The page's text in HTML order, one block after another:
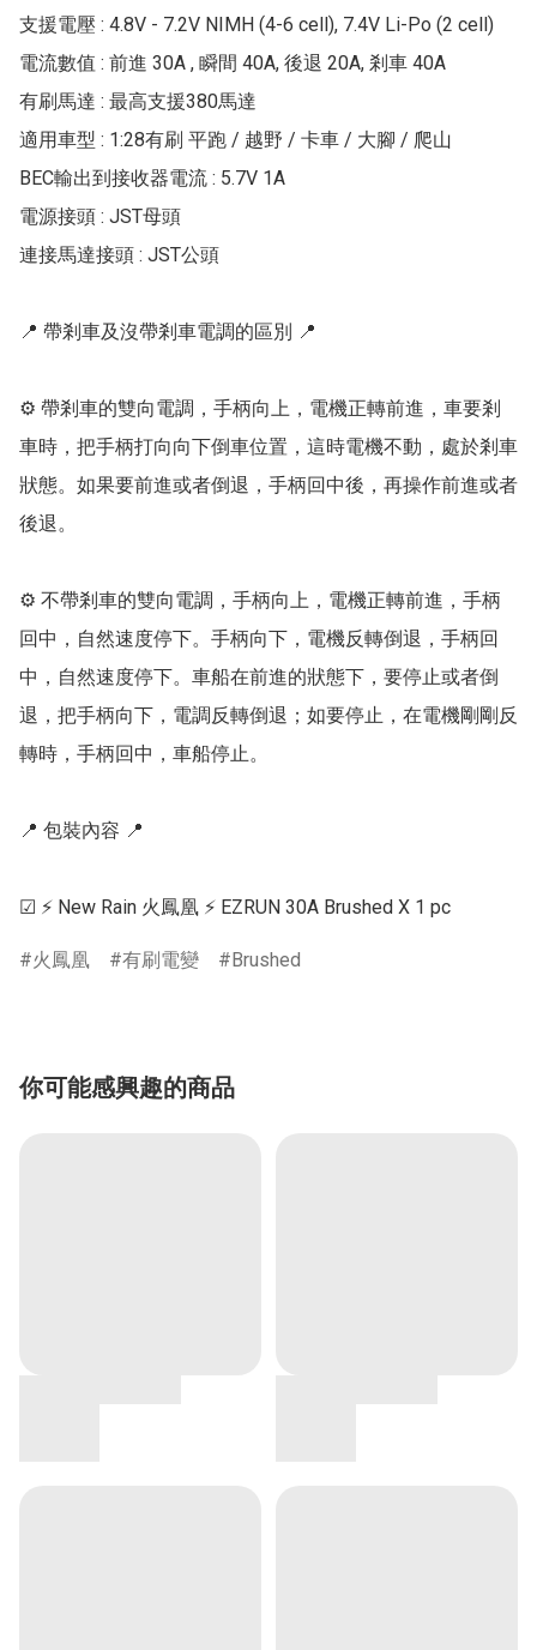
支援電壓 : 4.8V - 7.2V NIMH (4-6 cell), 7.4V Li-Po (2 cell)
電流數值 : 前進 30A , 瞬間 40A, 後退 20A, 剎車 40A
有刷馬達 : 最高支援380馬達
適用車型 : 1:28有刷 平跑 / 越野 / 卡車 / 大腳 / 爬山
BEC輸出到接收器電流 : 5.7V 1A
電源接頭 : JST母頭
連接馬達接頭 : JST公頭
📍 帶剎車及沒帶剎車電調的區別 📍
⚙ 帶剎車的雙向電調，手柄向上，電機正轉前進，車要剎
車時，把手柄打向向下倒車位置，這時電機不動，處於剎車
狀態。如果要前進或者倒退，手柄回中後，再操作前進或者
後退。
⚙ 不帶剎車的雙向電調，手柄向上，電機正轉前進，手柄
回中，自然速度停下。手柄向下，電機反轉倒退，手柄回
中，自然速度停下。車船在前進的狀態下，要停止或者倒
退，把手柄向下，電調反轉倒退；如要停止，在電機剛剛反
轉時，手柄回中，車船停止。
📍 包裝內容 📍
火鳳凰 有刷電變 Brushed
你可能感興趣的商品